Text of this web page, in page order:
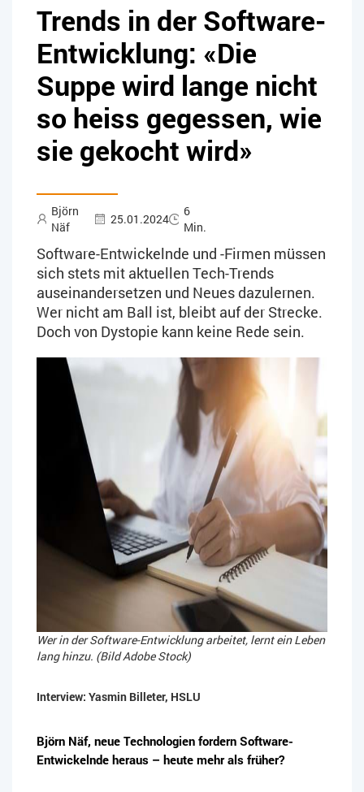
Trends in der Software-
Entwicklung: «Die
Suppe wird lange nicht
so heiss gegessen, wie
sie gekocht wird»
Björn
Näf
25.01.2024
6
Min.
Software-Entwickelnde und -Firmen müssen
sich stets mit aktuellen Tech-Trends
auseinandersetzen und Neues dazulernen.
Wer nicht am Ball ist, bleibt auf der Strecke.
Doch von Dystopie kann keine Rede sein.
Wer in der Software-Entwicklung arbeitet, lernt ein Leben
lang hinzu. (Bild Adobe Stock)
Interview: Yasmin Billeter, HSLU
Björn Näf, neue Technologien fordern Software-
Entwickelnde heraus – heute mehr als früher?